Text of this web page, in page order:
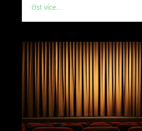
číst více…